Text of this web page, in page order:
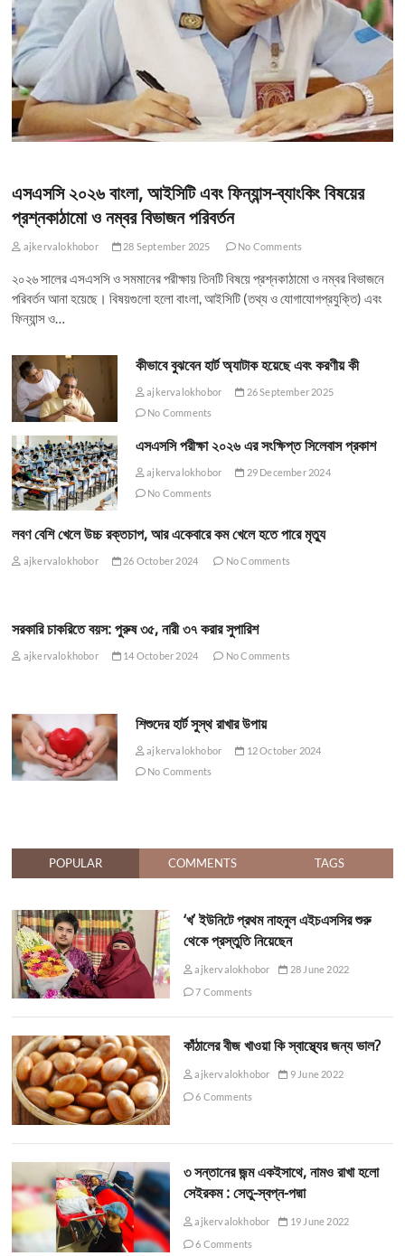
এসএসসি ২০২৬ বাংলা, আইসিটি এবং ফিন্যান্স-ব্যাংকিং বিষয়ের
প্রশ্নকাঠামো ও নম্বর বিভাজন পরিবর্তন
ajkervalokhobor 28 September 2025 No Comments
২০২৬ সালের এসএসসি ও সমমানের পরীক্ষায় তিনটি বিষয়ে প্রশ্নকাঠামো ও নম্বর বিভাজনে
পরিবর্তন আনা হয়েছে। বিষয়গুলো হলো বাংলা, আইসিটি (তথ্য ও যোগাযোগপ্রযুক্তি) এবং
ফিন্যান্স ও…
কীভাবে বুঝবেন হার্ট অ্যাটাক হয়েছে এবং করণীয় কী
ajkervalokhobor
26 September 2025
No Comments
এসএসসি পরীক্ষা ২০২৬ এর সংক্ষিপ্ত সিলেবাস প্রকাশ
ajkervalokhobor
29 December 2024
No Comments
লবণ বেশি খেলে উচ্চ রক্তচাপ, আর একেবারে কম খেলে হতে পারে মৃত্যু
ajkervalokhobor 26 October 2024 No Comments
সরকারি চাকরিতে বয়স: পুরুষ ৩৫, নারী ৩৭ করার সুপারিশ
ajkervalokhobor 14 October 2024 No Comments
শিশুদের হার্ট সুস্থ রাখার উপায়
ajkervalokhobor
12 October 2024
No Comments
POPULAR COMMENTS TAGS
‘খ’ ইউনিটে প্রথম নাহনুল এইচএসসির শুরু
থেকে প্রস্তুতি নিয়েছেন
ajkervalokhobor
28 June 2022
7 Comments
কাঁঠালের বীজ খাওয়া কি স্বাস্থ্যের জন্য ভাল?
ajkervalokhobor
9 June 2022
6 Comments
৩ সন্তানের জন্ম একইসাথে, নামও রাখা হলো
সেইরকম : সেতু-স্বপ্ন-পদ্মা
ajkervalokhobor
19 June 2022
6 Comments